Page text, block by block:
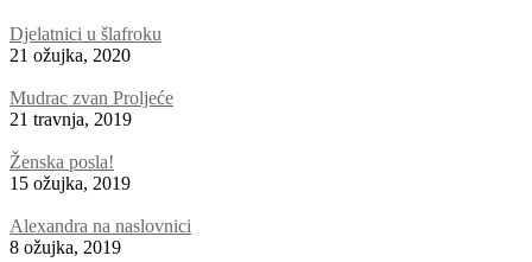
Djelatnici u šlafroku
21 ožujka, 2020
Mudrac zvan Proljeće
21 travnja, 2019
Ženska posla!
15 ožujka, 2019
Alexandra na naslovnici
8 ožujka, 2019